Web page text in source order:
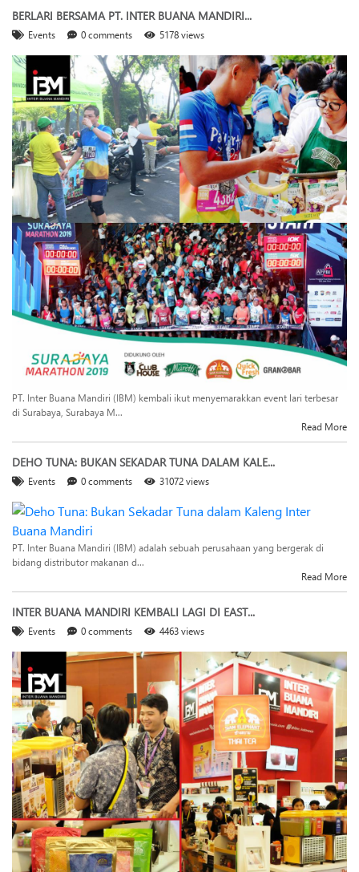
BERLARI BERSAMA PT. INTER BUANA MANDIRI...
Events 0 comments 5178 views
PT. Inter Buana Mandiri (IBM) kembali ikut menyemarakkan event lari terbesar
di Surabaya, Surabaya M...
Read More
DEHO TUNA: BUKAN SEKADAR TUNA DALAM KALE...
Events 0 comments 31072 views
PT. Inter Buana Mandiri (IBM) adalah sebuah perusahaan yang bergerak di
bidang distributor makanan d...
Read More
INTER BUANA MANDIRI KEMBALI LAGI DI EAST...
Events 0 comments 4463 views